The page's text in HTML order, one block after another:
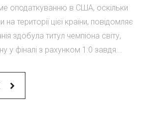
оподаткуванню в США, оскільки
території цієї країни, повідомляє
здобула титул чемпіона світу,
у фіналі з рахунком 1:0 завдя...